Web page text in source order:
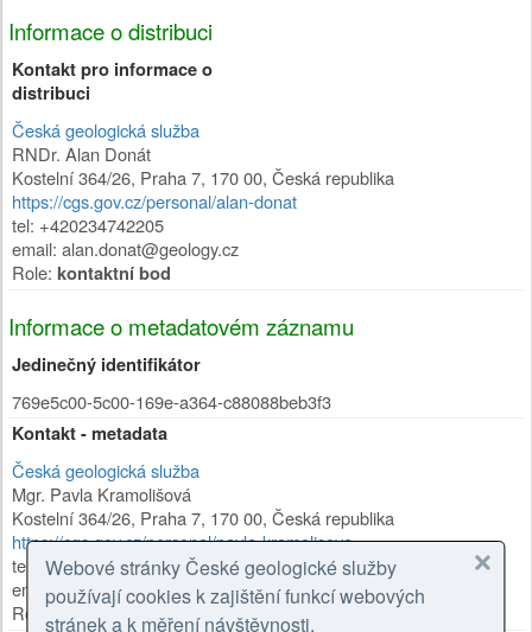
Informace o distribuci
Kontakt pro informace o
distribuci
Česká geologická služba
RNDr. Alan Donát
Kostelní 364/26, Praha 7, 170 00, Česká republika
https://cgs.gov.cz/personal/alan-donat
tel: +420234742205
email: alan.donat@geology.cz
Role: kontaktní bod
Informace o metadatovém záznamu
Jedinečný identifikátor
769e5c00-5c00-169e-a364-c88088beb3f3
Kontakt - metadata
Česká geologická služba
Mgr. Pavla Kramolišová
Kostelní 364/26, Praha 7, 170 00, Česká republika
https://cgs.gov.cz/personal/pavla-kramolisova
tel: +420 234 742 161
email: pavla.kramolisova@geology.cz
Role: kontaktní bod
Webové stránky České geologické služby
používají cookies k zajištění funkcí webových
stránek a k měření návštěvnosti.